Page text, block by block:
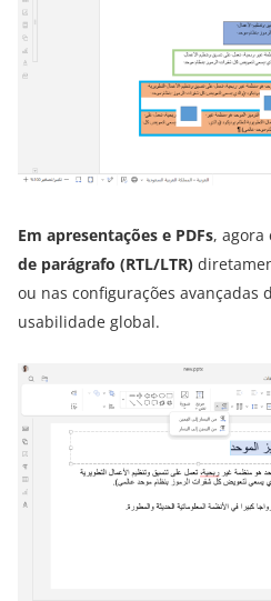
Em apresentações e PDFs, agora
de parágrafo (RTL/LTR)
ou nas configurações avançadas
usabilidade global.